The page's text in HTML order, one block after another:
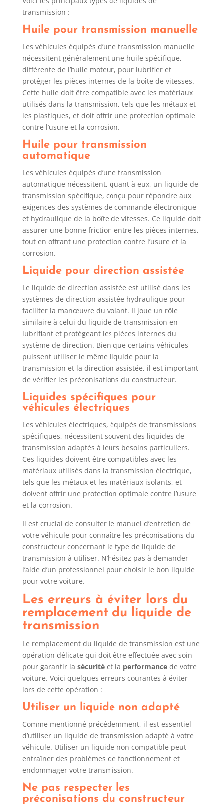
transmission :
Huile pour transmission manuelle
Les véhicules équipés d’une transmission manuelle
nécessitent généralement une huile spécifique,
différente de l’huile moteur, pour lubrifier et
protéger les pièces internes de la boîte de vitesses.
Cette huile doit être compatible avec les matériaux
utilisés dans la transmission, tels que les métaux et
les plastiques, et doit offrir une protection optimale
contre l’usure et la corrosion.
Huile pour transmission
automatique
Les véhicules équipés d’une transmission
automatique nécessitent, quant à eux, un liquide de
transmission spécifique, conçu pour répondre aux
exigences des systèmes de commande électronique
et hydraulique de la boîte de vitesses. Ce liquide doit
assurer une bonne friction entre les pièces internes,
tout en offrant une protection contre l’usure et la
corrosion.
Liquide pour direction assistée
Le liquide de direction assistée est utilisé dans les
systèmes de direction assistée hydraulique pour
faciliter la manœuvre du volant. Il joue un rôle
similaire à celui du liquide de transmission en
lubrifiant et protégeant les pièces internes du
système de direction. Bien que certains véhicules
puissent utiliser le même liquide pour la
transmission et la direction assistée, il est important
de vérifier les préconisations du constructeur.
Liquides spécifiques pour
véhicules électriques
Les véhicules électriques, équipés de transmissions
spécifiques, nécessitent souvent des liquides de
transmission adaptés à leurs besoins particuliers.
Ces liquides doivent être compatibles avec les
matériaux utilisés dans la transmission électrique,
tels que les métaux et les matériaux isolants, et
doivent offrir une protection optimale contre l’usure
et la corrosion.
Il est crucial de consulter le manuel d’entretien de
votre véhicule pour connaître les préconisations du
constructeur concernant le type de liquide de
transmission à utiliser. N’hésitez pas à demander
l’aide d’un professionnel pour choisir le bon liquide
pour votre voiture.
Les erreurs à éviter lors du
remplacement du liquide de
transmission
Le remplacement du liquide de transmission est une
opération délicate qui doit être effectuée avec soin
pour garantir la sécuritéet la performancede votre
voiture. Voici quelques erreurs courantes à éviter
lors de cette opération :
Utiliser un liquide non adapté
Comme mentionné précédemment, il est essentiel
d’utiliser un liquide de transmission adapté à votre
véhicule. Utiliser un liquide non compatible peut
entraîner des problèmes de fonctionnement et
endommager votre transmission.
Ne pas respecter les
préconisations du constructeur